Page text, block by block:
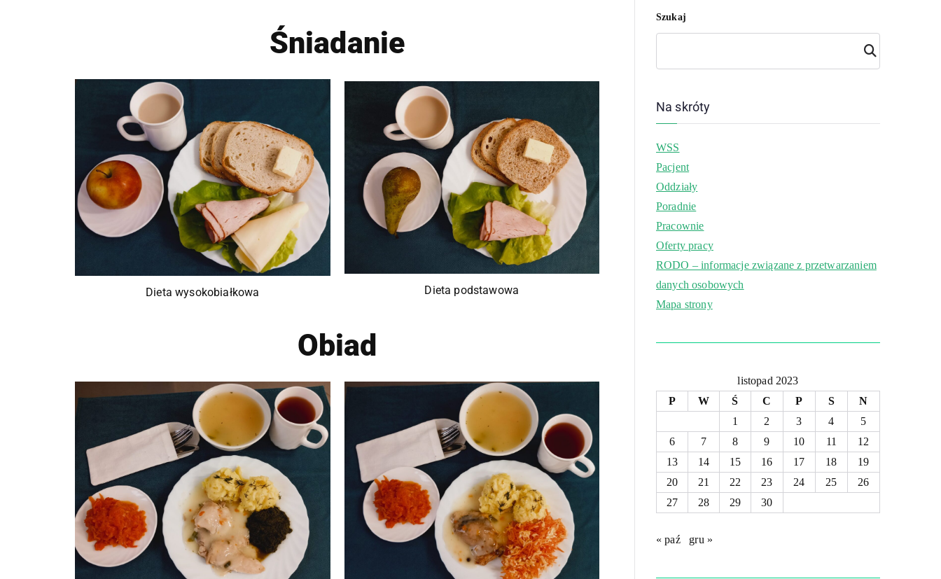
Śniadanie
Dieta wysokobiałkowa Dieta podstawowa
Obiad
Szukaj
Szuk
aj
Na skróty
WSS
Pacjent
Oddziały
Poradnie
Pracownie
Oferty pracy
RODO – informacje związane z przetwarzaniem
danych osobowych
Mapa strony
listopad 2023
P
W Ś C P S
N
1
2 3 4
5
6
7 8 9 10 11
12
13
14 15 16 17 18
19
20
21 22 23 24 25
26
27
28 29 30
« paź gru »